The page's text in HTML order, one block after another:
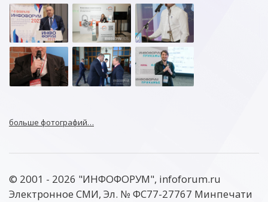
больше фотографий…
© 2001 - 2026 "ИНФОФОРУМ", infoforum.ru
Электронное СМИ, Эл. № ФС77-27767 Минпечати